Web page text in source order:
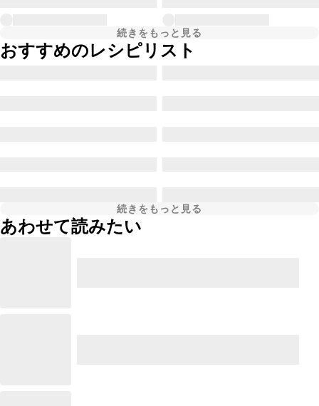
続きをもっと見る
おすすめのレシピリスト
続きをもっと見る
あわせて読みたい